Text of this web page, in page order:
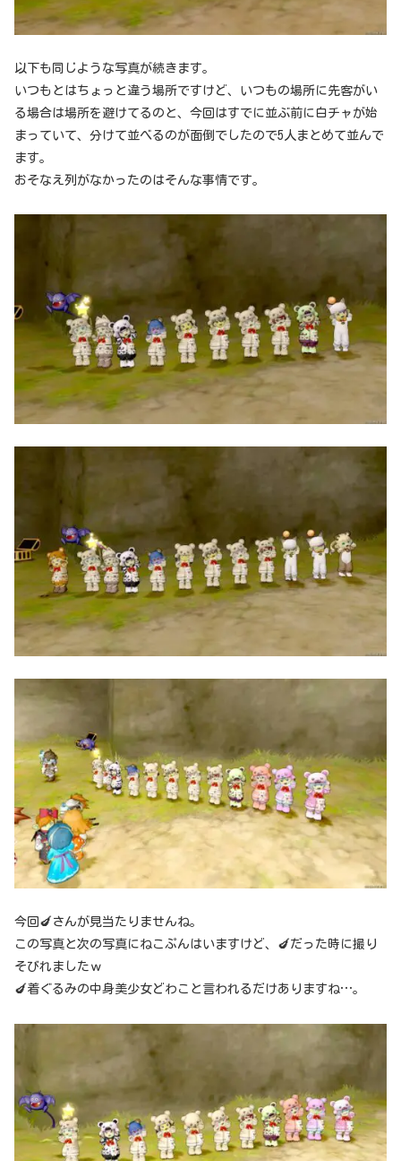
以下も同じような写真が続きます。
いつもとはちょっと違う場所ですけど、いつもの場所に先客がい
る場合は場所を避けてるのと、今回はすでに並ぶ前に白チャが始
まっていて、分けて並べるのが面倒でしたので5人まとめて並んで
ます。
おそなえ列がなかったのはそんな事情です。
今回🍆さんが見当たりませんね。
この写真と次の写真にねこぷんはいますけど、🍆だった時に撮り
そびれましたｗ
🍆着ぐるみの中身美少女どわこと言われるだけありますね…。